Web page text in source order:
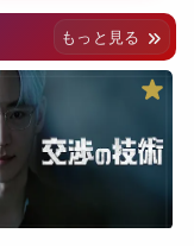
もっと見る